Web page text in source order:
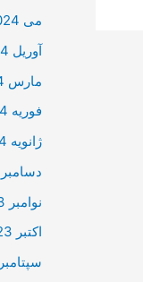
می 2024
آوریل 2024
مارس 2024
فوریه 2024
ژانویه 2024
دسامبر 2023
نوامبر 2023
اکتبر 2023
سپتامبر 2023